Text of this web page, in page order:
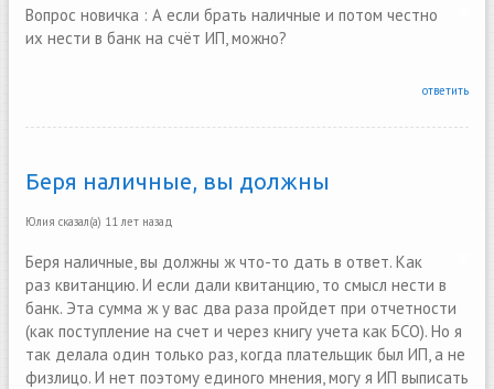
Вопрос новичка : А если брать наличные и потом честно
их нести в банк на счёт ИП, можно?
ответить
Беря наличные, вы должны
Юлия сказал(а) 11 лет назад
Беря наличные, вы должны ж что-то дать в ответ. Как
раз квитанцию. И если дали квитанцию, то смысл нести в
банк. Эта сумма ж у вас два раза пройдет при отчетности
(как поступление на счет и через книгу учета как БСО). Но я
так делала один только раз, когда плательщик был ИП, а не
физлицо. И нет поэтому единого мнения, могу я ИП выписать